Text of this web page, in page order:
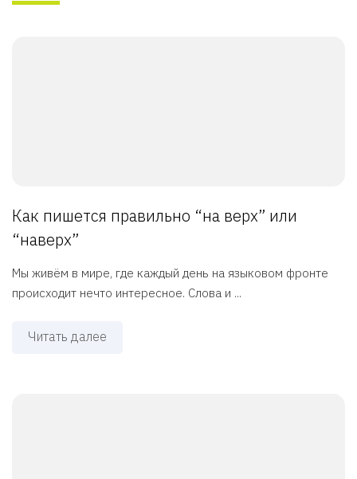
Как пишется правильно “на верх” или
“наверх”
Мы живём в мире, где каждый день на языковом фронте
происходит нечто интересное. Слова и ...
Читать далее